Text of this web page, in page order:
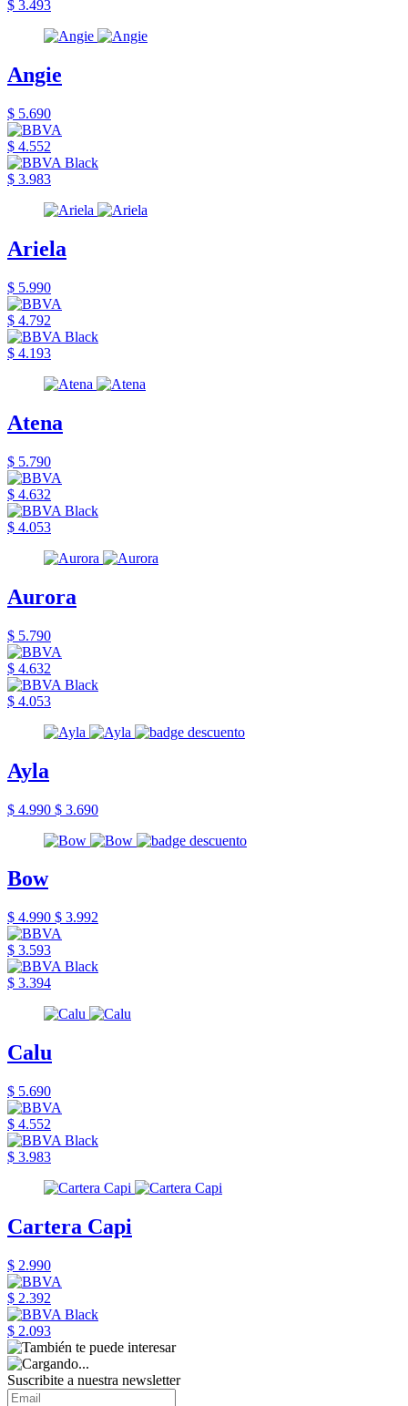
$ 3.493
Angie
$ 5.690
$ 4.552
$ 3.983
Ariela
$ 5.990
$ 4.792
$ 4.193
Atena
$ 5.790
$ 4.632
$ 4.053
Aurora
$ 5.790
$ 4.632
$ 4.053
Ayla
$ 4.990 $ 3.690
Bow
$ 4.990 $ 3.992
$ 3.593
$ 3.394
Calu
$ 5.690
$ 4.552
$ 3.983
Cartera Capi
$ 2.990
$ 2.392
$ 2.093
Suscribite a nuestra newsletter